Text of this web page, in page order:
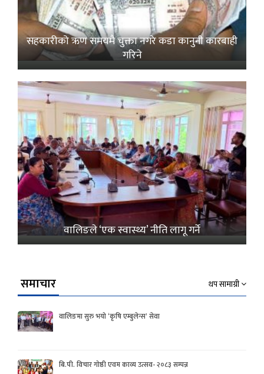
सहकारीको ऋण समयमै चुक्ता नगरे कडा कानुनी कारबाही
गरिने
वालिङले ‘एक स्वास्थ्य’ नीति लागू गर्ने
समाचार थप सामाग्री
वालिङमा सुरु भयो ‘कृषि एम्बुलेन्स’ सेवा
बि.पी. विचार गोष्ठी एवम काव्य उत्सव- २०८३ सम्पन्न